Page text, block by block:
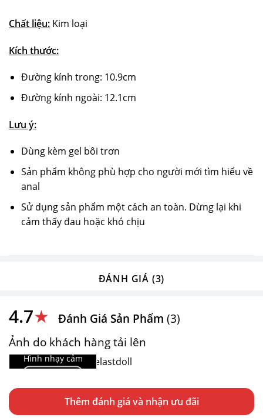
Chất liệu: Kim loại
Kích thước:
Đường kính trong: 10.9cm
Đường kính ngoài: 12.1cm
Lưu ý:
Dùng kèm gel bôi trơn
Sản phẩm không phù hợp cho người mới tìm hiểu về
anal
Sử dụng sản phẩm một cách an toàn. Dừng lại khi
cảm thấy đau hoặc khó chịu
ĐÁNH GIÁ (3)
4.7★ Đánh Giá Sản Phẩm (3)
Ảnh do khách hàng tải lên
🚫
Hình nhạy cảm
Thêm đánh giá